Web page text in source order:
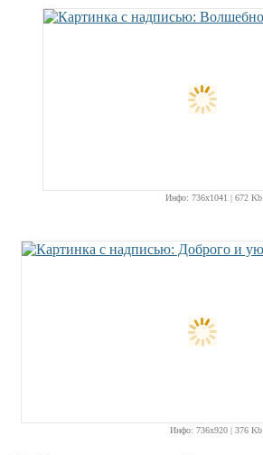
Инфо: 736х1041 | 672 Kb
Инфо: 736х920 | 376 Kb